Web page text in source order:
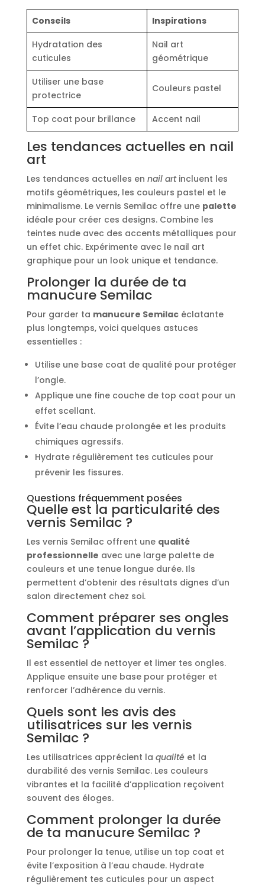
Conseils
Inspirations
Hydratation des
cuticules
Nail art
géométrique
Utiliser une base
protectrice
Couleurs pastel
Top coat pour brillance Accent nail
Les tendances actuelles en nail
art
Les tendances actuelles en nail artincluent les
motifs géométriques, les couleurs pastel et le
minimalisme. Le vernis Semilac offre une palette
idéale pour créer ces designs. Combine les
teintes nude avec des accents métalliques pour
un effet chic. Expérimente avec le nail art
graphique pour un look unique et tendance.
Prolonger la durée de ta
manucure Semilac
Pour garder ta manucure Semilacéclatante
plus longtemps, voici quelques astuces
essentielles :
Utilise une base coat de qualité pour protéger
l’ongle.
Applique une fine couche de top coat pour un
effet scellant.
Évite l’eau chaude prolongée et les produits
chimiques agressifs.
Hydrate régulièrement tes cuticules pour
prévenir les fissures.
Questions fréquemment posées
Quelle est la particularité des
vernis Semilac ?
Les vernis Semilac offrent une qualité
professionnelle avec une large palette de
couleurs et une tenue longue durée. Ils
permettent d’obtenir des résultats dignes d’un
salon directement chez soi.
Comment préparer ses ongles
avant l’application du vernis
Semilac ?
Il est essentiel de nettoyer et limer tes ongles.
Applique ensuite une base pour protéger et
renforcer l’adhérence du vernis.
Quels sont les avis des
utilisatrices sur les vernis
Semilac ?
Les utilisatrices apprécient la qualité et la
durabilité des vernis Semilac. Les couleurs
vibrantes et la facilité d’application reçoivent
souvent des éloges.
Comment prolonger la durée
de ta manucure Semilac ?
Pour prolonger la tenue, utilise un top coat et
évite l’exposition à l’eau chaude. Hydrate
régulièrement tes cuticules pour un aspect